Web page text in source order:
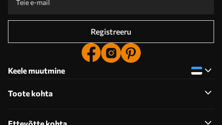
Registreeru
Keele muutmine
Toote kohta
Ettevõtte kohta